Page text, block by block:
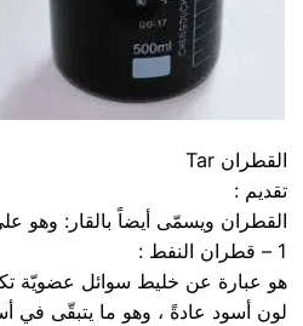
القطران Tar
تقديم :
القطران ويسمّى أيضاً بالقار: وهو
1 – قطران النفط :
هو عبارة عن خليط سوائل عضويّة
لون أسود عادةً ، وهو ما يتبقّى في